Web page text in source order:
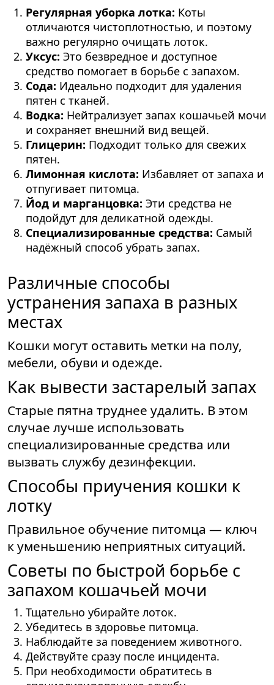
Регулярная уборка лотка: Коты
отличаются чистоплотностью, и поэтому
важно регулярно очищать лоток.
Уксус: Это безвредное и доступное
средство помогает в борьбе с запахом.
Сода: Идеально подходит для удаления
пятен с тканей.
Водка: Нейтрализует запах кошачьей мочи
и сохраняет внешний вид вещей.
Глицерин: Подходит только для свежих
пятен.
Лимонная кислота: Избавляет от запаха и
отпугивает питомца.
Йод и марганцовка: Эти средства не
подойдут для деликатной одежды.
Специализированные средства: Самый
надёжный способ убрать запах.
Различные способы
устранения запаха в разных
местах
Кошки могут оставить метки на полу,
мебели, обуви и одежде.
Как вывести застарелый запах
Старые пятна труднее удалить. В этом
случае лучше использовать
специализированные средства или
вызвать службу дезинфекции.
Способы приучения кошки к
лотку
Правильное обучение питомца — ключ
к уменьшению неприятных ситуаций.
Советы по быстрой борьбе с
запахом кошачьей мочи
Тщательно убирайте лоток.
Убедитесь в здоровье питомца.
Наблюдайте за поведением животного.
Действуйте сразу после инцидента.
При необходимости обратитесь в